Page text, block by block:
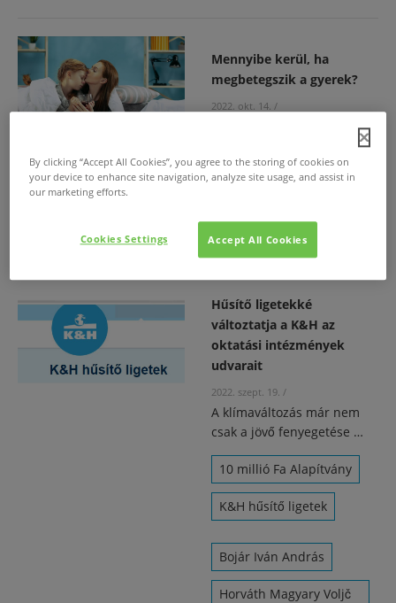
Mennyibe kerül, ha
megbetegszik a gyerek?
2022. okt. 14. /
számolniuk a szülőknek.
Nóra
Hűsítő ligetekké
változtatja a K&H az
oktatási intézmények
udvarait
2022. szept. 19. /
A klímaváltozás már nem
csak a jövő fenyegetése …
10 millió Fa Alapítvány
K&H hűsítő ligetek
Bojár Iván András
Horváth Magyary Voljč
By clicking “Accept All Cookies”, you agree to the storing of cookies on
your device to enhance site navigation, analyze site usage, and assist in
our marketing efforts.
Accept All Cookies
Cookies Settings